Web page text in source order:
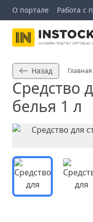
О портале Работа с
Назад Главная
Средство
белья 1 л